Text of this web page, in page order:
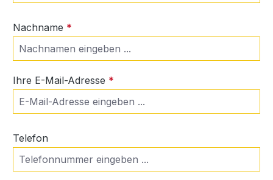
Nachname *
Ihre E-Mail-Adresse *
Telefon